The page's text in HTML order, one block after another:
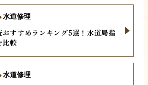
すすめランキング5選！水道局指
比較
水道修理
水道修理